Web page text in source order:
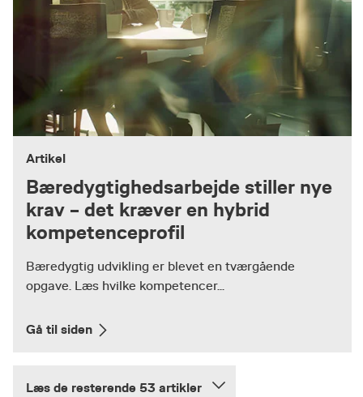
Artikel
Bæredygtighedsarbejde stiller nye
krav – det kræver en hybrid
kompetenceprofil
Bæredygtig udvikling er blevet en tværgående
opgave. Læs hvilke kompetencer...
Gå til siden
Læs de resterende 53 artikler